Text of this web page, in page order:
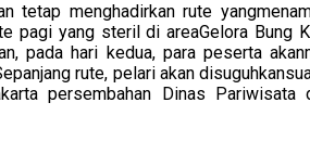
tetap menghadirkan rute
pagi yang steril di areaGelora Bung
pada hari kedua, para peserta
rute, pelari akan
persembahan Dinas